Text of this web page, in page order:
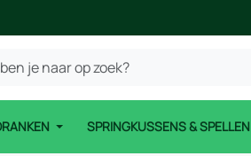
SPRINGKUSSENS & SPELLEN